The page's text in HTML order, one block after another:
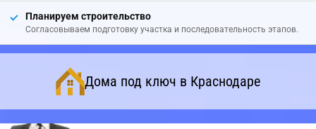
Планируем строительство
Согласовываем подготовку участка и последовательность этапов.
Дома под ключ в Краснодаре